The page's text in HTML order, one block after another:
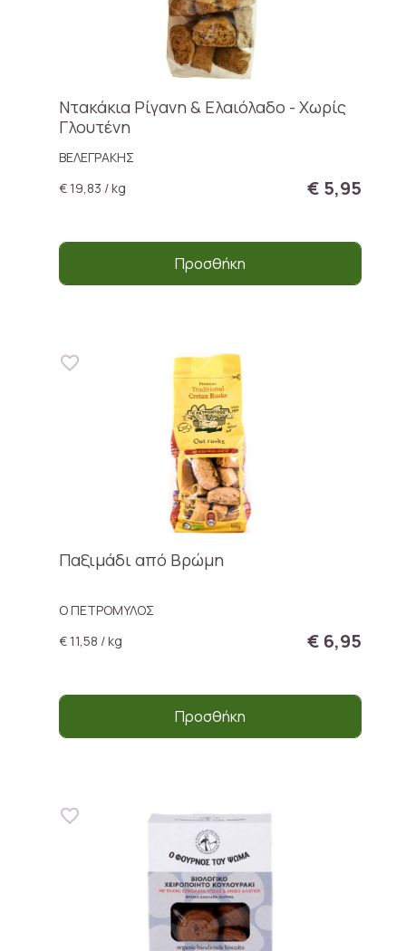
Ντακάκια Ρίγανη & Ελαιόλαδο - Χωρίς
Γλουτένη
ΒΕΛΕΓΡΑΚΗΣ
€ 19,83 / kg
€ 5,95
Προσθήκη
Παξιμάδι από Βρώμη
Ο ΠΕΤΡΟΜΥΛΟΣ
€ 11,58 / kg
€ 6,95
Προσθήκη